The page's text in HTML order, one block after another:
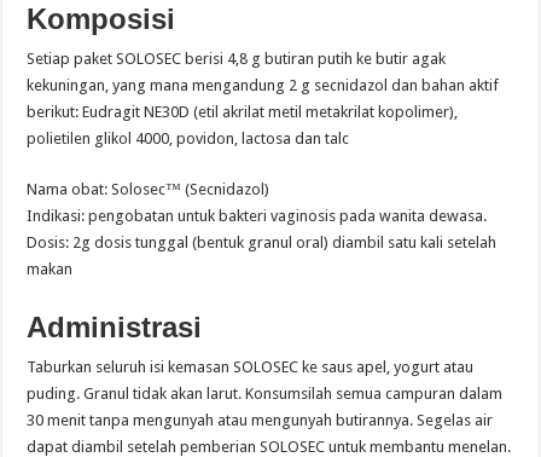
Komposisi
Setiap paket SOLOSEC berisi 4,8 g butiran putih ke butir agak
kekuningan, yang mana mengandung 2 g secnidazol dan bahan aktif
berikut: Eudragit NE30D (etil akrilat metil metakrilat kopolimer),
polietilen glikol 4000, povidon, lactosa dan talc
Nama obat: Solosec™ (Secnidazol)
Indikasi: pengobatan untuk bakteri vaginosis pada wanita dewasa.
Dosis: 2g dosis tunggal (bentuk granul oral) diambil satu kali setelah
makan
Administrasi
Taburkan seluruh isi kemasan SOLOSEC ke saus apel, yogurt atau
puding. Granul tidak akan larut. Konsumsilah semua campuran dalam
30 menit tanpa mengunyah atau mengunyah butirannya. Segelas air
dapat diambil setelah pemberian SOLOSEC untuk membantu menelan.